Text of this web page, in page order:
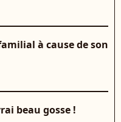
à cause de son
beau gosse !